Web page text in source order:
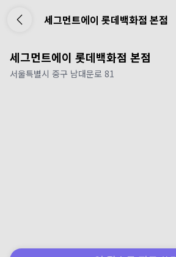
세그먼트에이 롯데백화점 본점
세그먼트에이 롯데백화점 본점
서울특별시 중구 남대문로 81